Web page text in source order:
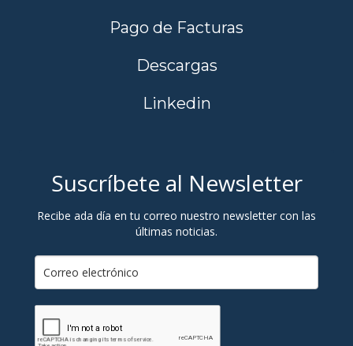
Pago de Facturas
Descargas
Linkedin
Suscríbete al Newsletter
Recibe ada día en tu correo nuestro newsletter con las
últimas noticias.